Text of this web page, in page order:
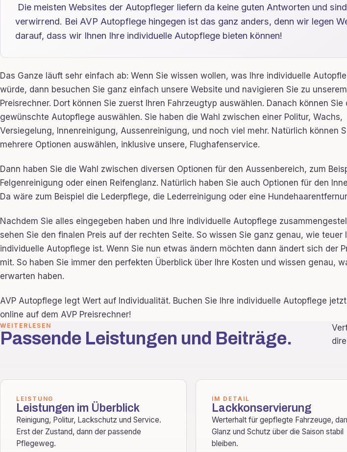
Die meisten Websites der Autopfleger liefern da keine guten Antworten und
verwirrend. Bei AVP Autopflege hingegen ist das ganz anders, denn wir legen
darauf, dass wir Ihnen Ihre individuelle Autopflege bieten können!
Das Ganze läuft sehr einfach ab: Wenn Sie wissen wollen, was Ihre individuelle
würde, dann besuchen Sie ganz einfach unsere Website und navigieren Sie zu unserem
Preisrechner. Dort können Sie zuerst Ihren Fahrzeugtyp auswählen. Danach können Sie
gewünschte Autopflege auswählen. Sie haben die Wahl zwischen einer Politur, Wachs,
Versiegelung, Innenreinigung, Aussenreinigung, und noch viel mehr. Natürlich können
mehrere Optionen auswählen, inklusive unsere, Flughafenservice.
Dann haben Sie die Wahl zwischen diversen Optionen für den Aussenbereich, zum
Felgenreinigung oder einen Reifenglanz. Natürlich haben Sie auch Optionen für den
Da wäre zum Beispiel die Lederpflege, die Lederreinigung oder eine
Nachdem Sie alles eingegeben haben und Ihre individuelle Autopflege
sehen Sie den finalen Preis auf der rechten Seite. So wissen Sie ganz genau, wie teuer
individuelle Autopflege ist. Wenn Sie nun etwas ändern möchten dann ändert sich der
mit. So haben Sie immer den perfekten Überblick über Ihre Kosten und wissen genau,
erwarten haben.
AVP Autopflege legt Wert auf Individualität. Buchen Sie Ihre individuelle Autopflege
online auf dem AVP Preisrechner!
WEITERLESEN
Passende Leistungen und Beiträge.
LEISTUNG
Leistungen im Überblick
Reinigung, Politur, Lackschutz und Service.
Erst der Zustand, dann der passende
Pflegeweg.
IM DETAIL
Lackkonservierung
Werterhalt für gepflegte Fahrzeuge,
Glanz und Schutz über die Saison stabil
bleiben.